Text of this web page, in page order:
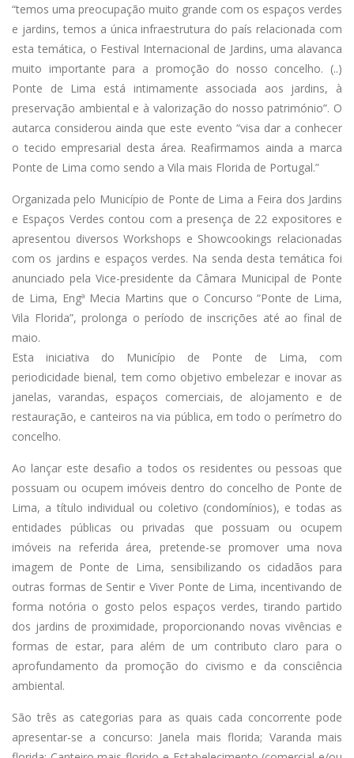
“temos uma preocupação muito grande com os espaços verdes
e jardins, temos a única infraestrutura do país relacionada com
esta temática, o Festival Internacional de Jardins, uma alavanca
muito importante para a promoção do nosso concelho. (..)
Ponte de Lima está intimamente associada aos jardins, à
preservação ambiental e à valorização do nosso património”. O
autarca considerou ainda que este evento “visa dar a conhecer
o tecido empresarial desta área. Reafirmamos ainda a marca
Ponte de Lima como sendo a Vila mais Florida de Portugal.”
Organizada pelo Município de Ponte de Lima a Feira dos Jardins
e Espaços Verdes contou com a presença de 22 expositores e
apresentou diversos Workshops e Showcookings relacionadas
com os jardins e espaços verdes. Na senda desta temática foi
anunciado pela Vice-presidente da Câmara Municipal de Ponte
de Lima, Engª Mecia Martins que o Concurso “Ponte de Lima,
Vila Florida”, prolonga o período de inscrições até ao final de
maio.
Esta iniciativa do Município de Ponte de Lima, com
periodicidade bienal, tem como objetivo embelezar e inovar as
janelas, varandas, espaços comerciais, de alojamento e de
restauração, e canteiros na via pública, em todo o perímetro do
concelho.
Ao lançar este desafio a todos os residentes ou pessoas que
possuam ou ocupem imóveis dentro do concelho de Ponte de
Lima, a título individual ou coletivo (condomínios), e todas as
entidades públicas ou privadas que possuam ou ocupem
imóveis na referida área, pretende-se promover uma nova
imagem de Ponte de Lima, sensibilizando os cidadãos para
outras formas de Sentir e Viver Ponte de Lima, incentivando de
forma notória o gosto pelos espaços verdes, tirando partido
dos jardins de proximidade, proporcionando novas vivências e
formas de estar, para além de um contributo claro para o
aprofundamento da promoção do civismo e da consciência
ambiental.
São três as categorias para as quais cada concorrente pode
apresentar-se a concurso: Janela mais florida; Varanda mais